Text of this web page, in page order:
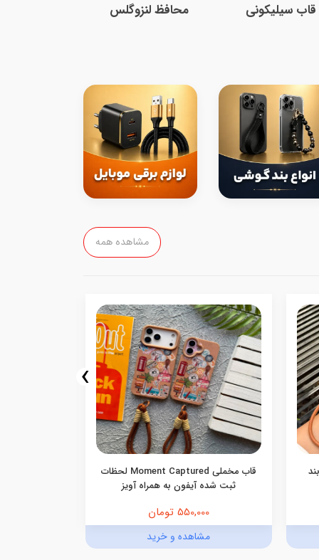
قاب سیلیکونی محافظ لنزوگلس
مشاهده همه
قاب مخملی Moment Captured لحظات
ثبت شده آیفون به همراه آویز
550,000 تومان
مشاهده و خرید
›